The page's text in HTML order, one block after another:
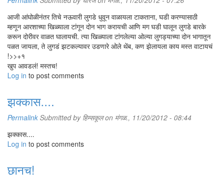
आजी आंघोळीनंतर तिचे नऊवारी लुगडे धुवून वाळायला टाकताना, घडी करण्यासाठी
म्हणून आरशाच्या खिळ्याला टांगून दोन भाग करायची आणि मग घडी घालून लुगडे बारके
करून दोरीवर वाळत घालायची. त्या खिळ्याला टांगलेल्या ओल्या लुगड्याच्या दोन भागातून
पळत जायला, ते लुगडं झटकल्यावर उडणारे ओले थेंब, कण झेलायला काय मस्त वाटायचं
!>>+१
खुप आवडलं! मस्तच!
Log in to post comments
झक्कास....
Permalink Submitted by हिम्सकूलon मंगळ., 11/20/2012 - 08:44
झक्कास....
Log in to post comments
छानच!